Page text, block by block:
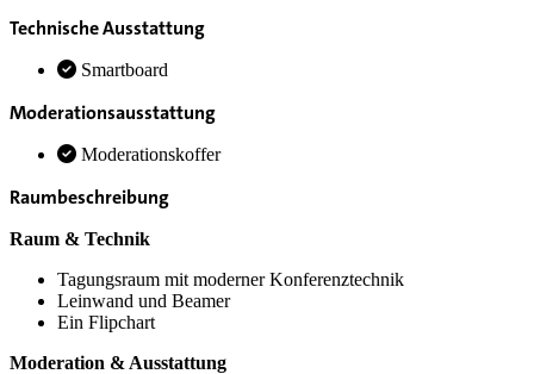
Technische Ausstattung
Smartboard
Moderationsausstattung
Moderationskoffer
Raumbeschreibung
Raum & Technik
Tagungsraum mit moderner Konferenztechnik
Leinwand und Beamer
Ein Flipchart
Moderation & Ausstattung